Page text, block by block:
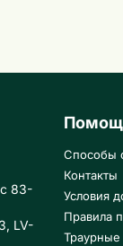
83-
LV-
Способы
Контакты
Условия
Правила
Траурные